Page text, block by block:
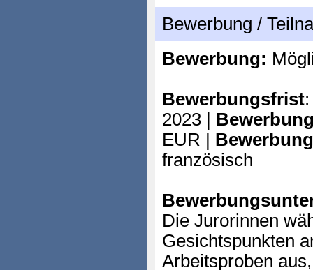
Bewerbung /
Bewerbung:
Bewerbungsfrist
2023 |
EUR |
französisch
Die Jurorinnen
Gesichtspunkten
Arbeitsproben